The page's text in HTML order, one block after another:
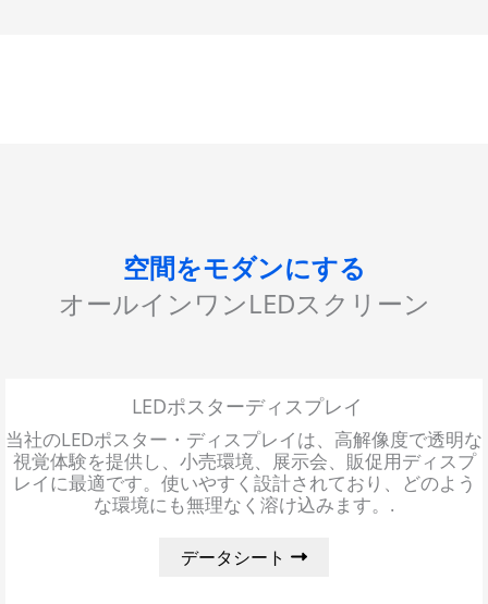
空間をモダンにする
オールインワンLEDスクリーン
LEDポスターディスプレイ
当社のLEDポスター・ディスプレイは、高解像度で透明な
視覚体験を提供し、小売環境、展示会、販促用ディスプ
レイに最適です。使いやすく設計されており、どのよう
な環境にも無理なく溶け込みます。.
データシート